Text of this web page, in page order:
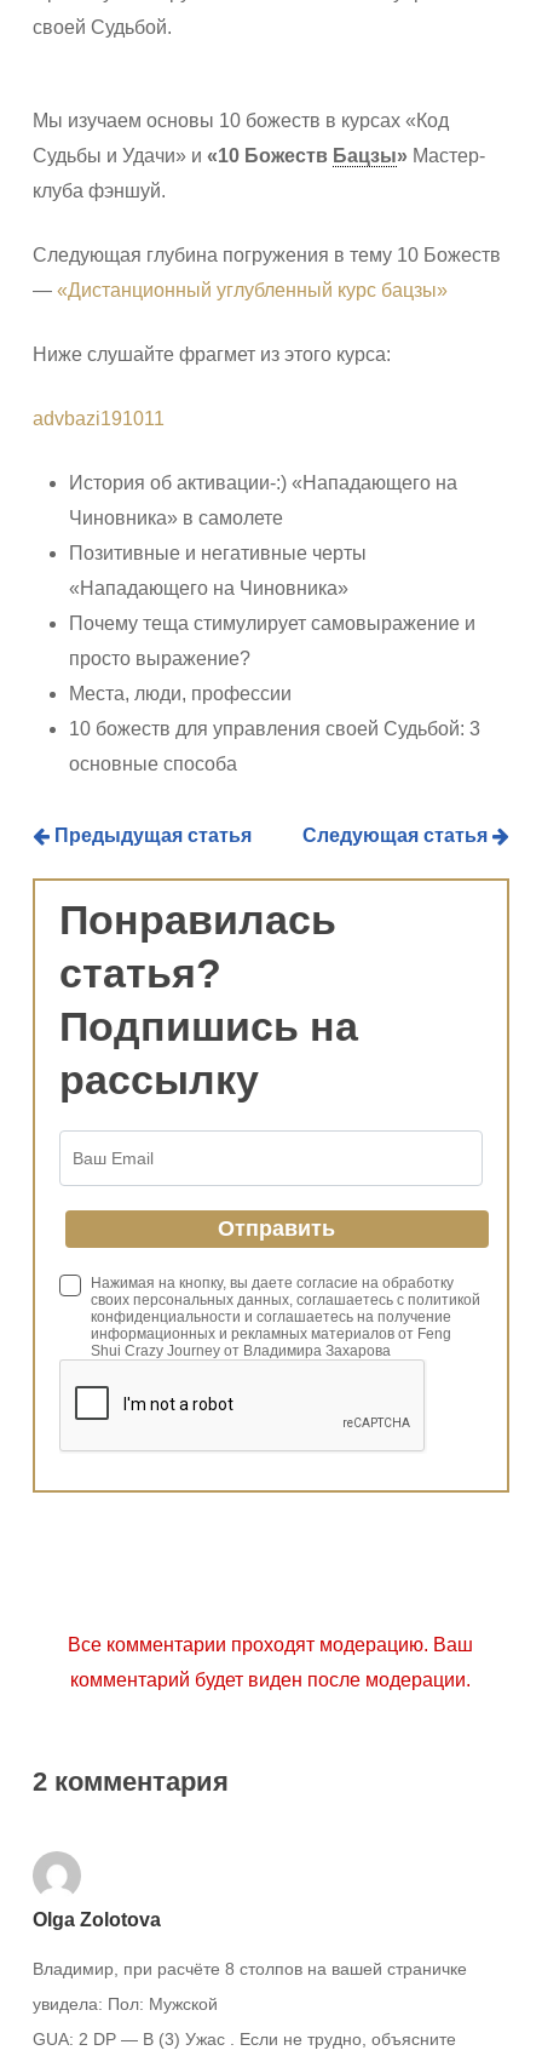
своей Судьбой.
Мы изучаем основы 10 божеств в курсах «Код
Судьбы и Удачи» и «10 Божеств Бацзы»Мастер-
клуба фэншуй.
Следующая глубина погружения в тему 10 Божеств
— «Дистанционный углубленный курс бацзы»
Ниже слушайте фрагмет из этого курса:
advbazi191011
История об активации-:) «Нападающего на
Чиновника» в самолете
Позитивные и негативные черты
«Нападающего на Чиновника»
Почему теща стимулирует самовыражение и
просто выражение?
Места, люди, профессии
10 божеств для управления своей Судьбой: 3
основные способа
Предыдущая статья Следующая статья
Понравилась
статья?
Подпишись на
рассылку
Нажимая на кнопку, вы даете согласие на обработку
своих персональных данных, соглашаетесь с политикой
конфиденциальности и соглашаетесь на получение
информационных и рекламных материалов от Feng
Shui Crazy Journey от Владимира Захарова
Все комментарии проходят модерацию. Ваш
комментарий будет виден после модерации.
2 комментария
Olga Zolotova
Владимир, при расчёте 8 столпов на вашей страничке
увидела: Пол: Мужской
GUA: 2 DP — В (3) Ужас . Если не трудно, объясните